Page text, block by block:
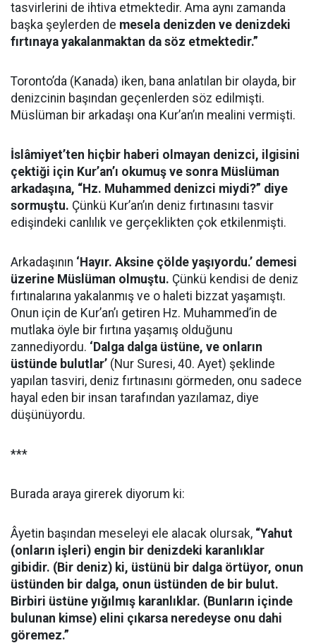
tasvirlerini de ihtiva etmektedir. Ama aynı zamanda
başka şeylerden de mesela denizden ve denizdeki
fırtınaya yakalanmaktan da söz etmektedir.”
Toronto’da (Kanada) iken, bana anlatılan bir olayda, bir
denizcinin başından geçenlerden söz edilmişti.
Müslüman bir arkadaşı ona Kur’an’ın mealini vermişti.
İslâmiyet’ten hiçbir haberi olmayan denizci, ilgisini
çektiği için Kur’an’ı okumuş ve sonra Müslüman
arkadaşına, “Hz. Muhammed denizci miydi?” diye
sormuştu. Çünkü Kur’an’ın deniz fırtınasını tasvir
edişindeki canlılık ve gerçeklikten çok etkilenmişti.
Arkadaşının ‘Hayır. Aksine çölde yaşıyordu.’ demesi
üzerine Müslüman olmuştu. Çünkü kendisi de deniz
fırtınalarına yakalanmış ve o haleti bizzat yaşamıştı.
Onun için de Kur’an’ı getiren Hz. Muhammed’in de
mutlaka öyle bir fırtına yaşamış olduğunu
zannediyordu. ‘Dalga dalga üstüne, ve onların
üstünde bulutlar’ (Nur Suresi, 40. Ayet) şeklinde
yapılan tasviri, deniz fırtınasını görmeden, onu sadece
hayal eden bir insan tarafından yazılamaz, diye
düşünüyordu.
***
Burada araya girerek diyorum ki:
Âyetin başından meseleyi ele alacak olursak, “Yahut
(onların işleri) engin bir denizdeki karanlıklar
gibidir. (Bir deniz) ki, üstünü bir dalga örtüyor, onun
üstünden bir dalga, onun üstünden de bir bulut.
Birbiri üstüne yığılmış karanlıklar. (Bunların içinde
bulunan kimse) elini çıkarsa neredeyse onu dahi
göremez.”